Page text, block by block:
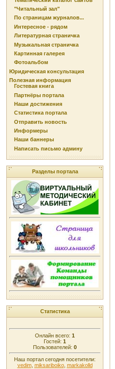
"Читальный зал"
По страницам журналов...
Интересное - рядом
Литературная страничка
Музыкальная страничка
Картинная галерея
Фотоальбом
Юридическая консультация
Полезная информация
Гостевая книга
Партнёры портала
Наши достижения
Статистика портала
Отправить новость
Информеры
Наши баннеры
Написать письмо админу
Разделы портала
Статистика
Онлайн всего: 1
Гостей: 1
Пользователей: 0
Наш портал сегодня посетители:
vedim, miksariboiko, markakolld